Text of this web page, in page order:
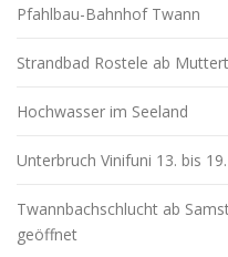
Pfahlbau-Bahnhof Twann
Strandbad Rostele ab
Hochwasser im Seeland
Unterbruch Vinifuni 13. bis
Twannbachschlucht ab
geöffnet